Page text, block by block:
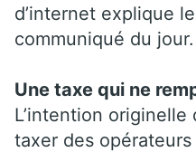
d’internet explique
communiqué du jour.
Une taxe qui ne
L’intention
taxer des